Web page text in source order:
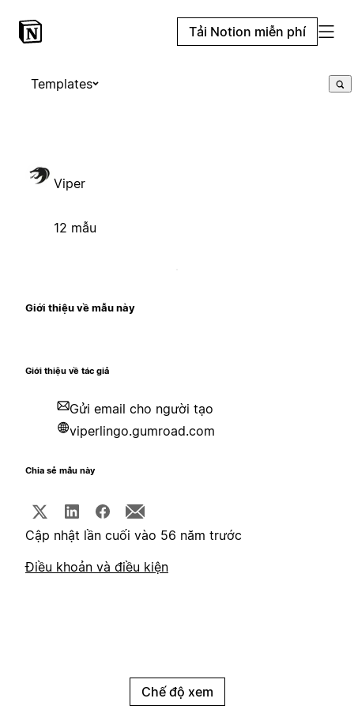
Tải Notion miễn phí
Templates
Viper
12 mẫu
Giới thiệu về mẫu này
Giới thiệu về tác giả
Gửi email cho người tạo
viperlingo.gumroad.com
Chia sẻ mẫu này
Cập nhật lần cuối vào 56 năm trước
Điều khoản và điều kiện
Chế độ xem